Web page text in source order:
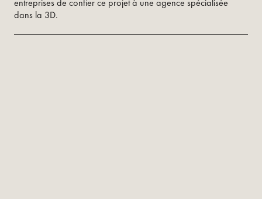
entreprises de confier ce projet à une agence spécialisée
dans la 3D.